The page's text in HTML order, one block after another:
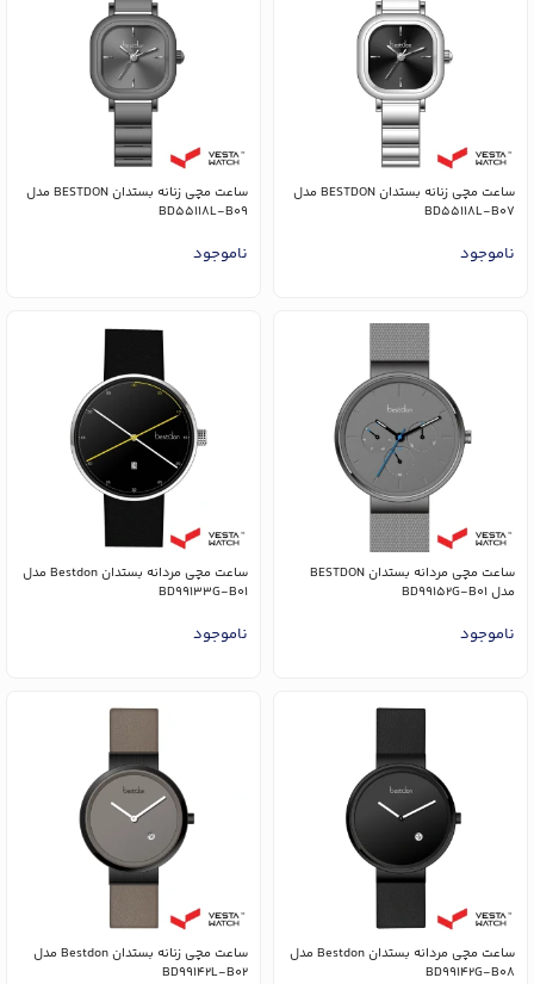
ساعت مچی زنانه بستدان BESTDON مدل
BD55118L-B07
ناموجود
ساعت مچی زنانه بستدان BESTDON مدل
BD55118L-B09
ناموجود
ساعت مچی مردانه بستدان BESTDON
مدل BD99152G-B01
ناموجود
ساعت مچی مردانه بستدان Bestdon مدل
BD99133G-B01
ناموجود
ساعت مچی مردانه بستدان Bestdon مدل
BD99142G-B08
ساعت مچی زنانه بستدان Bestdon مدل
BD99142L-B02